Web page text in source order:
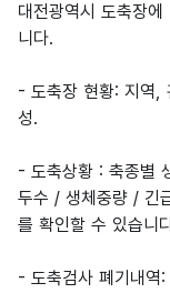
대전광역시 도축장
니다.
- 도축장 현황: 지역,
성.
- 도축상황 : 축종별
두수 / 생체중량 / 긴
를 확인할 수 있습니
- 도축검사 폐기내역